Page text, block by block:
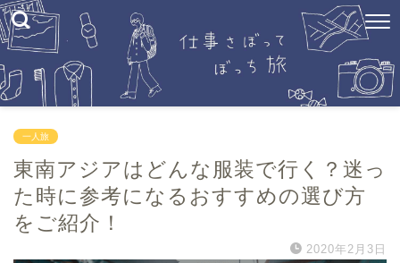
一人旅
東南アジアはどんな服装で行く？迷っ
た時に参考になるおすすめの選び方
をご紹介！
2020年2月3日